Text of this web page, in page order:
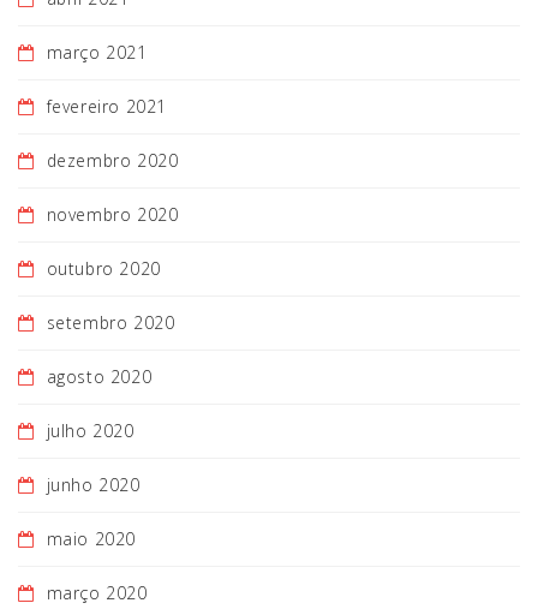
março 2021
fevereiro 2021
dezembro 2020
novembro 2020
outubro 2020
setembro 2020
agosto 2020
julho 2020
junho 2020
maio 2020
março 2020